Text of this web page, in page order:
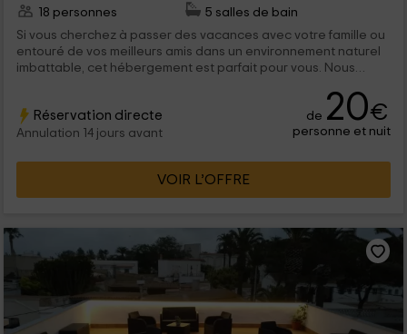
18 personnes
5 salles de bain
Si vous cherchez à passer des vacances avec votre famille ou
entouré de vos meilleurs amis dans un environnement naturel
imbattable, cet hébergement est parfait pour vous. Nous
choisissiez celui qui convient le mieux à vos besoins. Chacun
d'eux a une cuisine équipée, un salon, des chambres grandes
et lumineuses et une salle de bain. De plus, nous sommes dans
tels que les montagnes de prades, le parc naturel de la Sierra
de Montante ou les plages de la Costa Dorada. N'hésitez pas
et ne réservez pas maintenant, vous ne le regretterez pas.
Réservation directe
Annulation 14 jours avant
de 20€
personne et nuit
VOIR L’OFFRE